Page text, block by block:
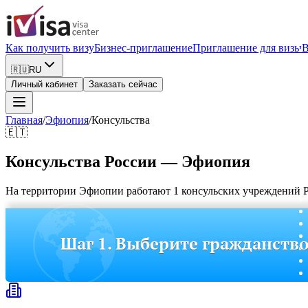
Как получить визуБизнес-приглашениеПриглашение для визы
🇷🇺RU
Личный кабинет
Заказать сейчас
Главная/Эфиопия/Консульства
🇪🇹
Консульства России — Эфиопия
На территории Эфиопии работают 1 консульских учреждений
Шаг 1. Выберите гражданство